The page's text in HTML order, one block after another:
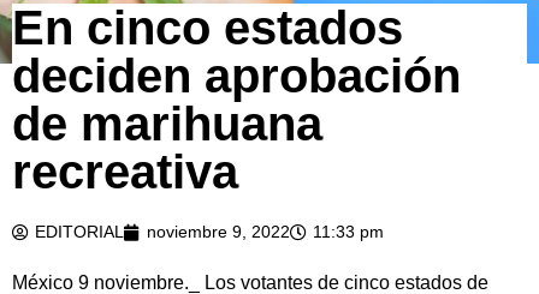
En cinco estados
deciden aprobación
de marihuana
recreativa
EDITORIAL noviembre 9, 2022 11:33 pm
México 9 noviembre._ Los votantes de cinco estados de